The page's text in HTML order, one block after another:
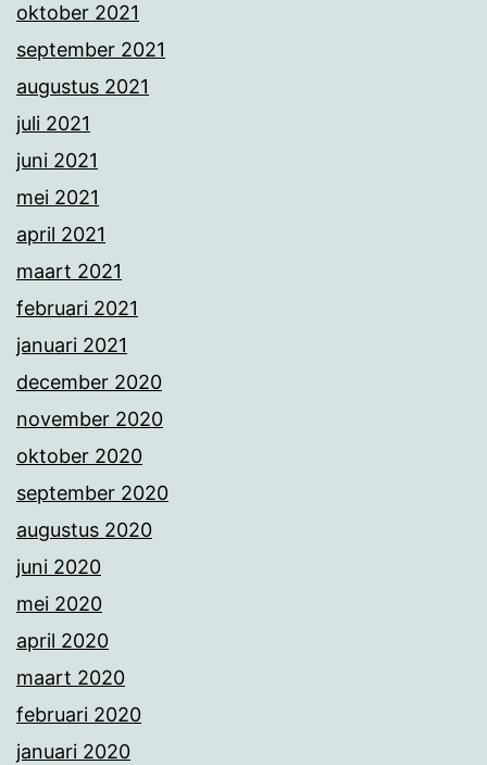
oktober 2021
september 2021
augustus 2021
juli 2021
juni 2021
mei 2021
april 2021
maart 2021
februari 2021
januari 2021
december 2020
november 2020
oktober 2020
september 2020
augustus 2020
juni 2020
mei 2020
april 2020
maart 2020
februari 2020
januari 2020